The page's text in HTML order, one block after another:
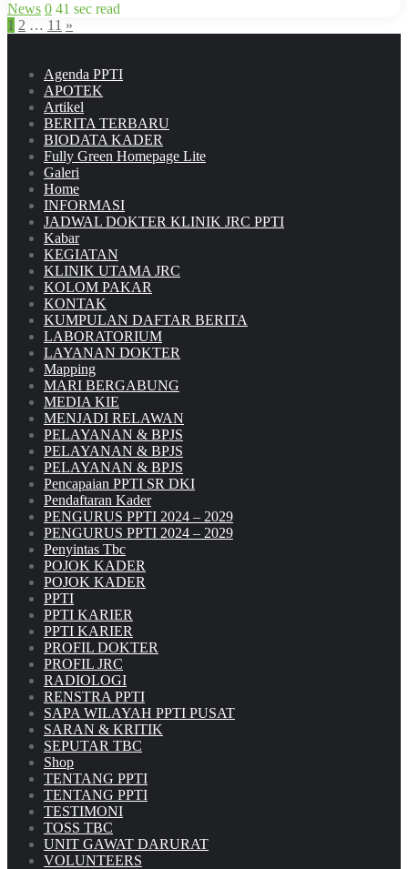
News 0 41 sec read
Posts
1 2 … 11 »
Agenda PPTI
APOTEK
Artikel
BERITA TERBARU
BIODATA KADER
Fully Green Homepage Lite
Galeri
Home
INFORMASI
JADWAL DOKTER KLINIK JRC PPTI
Kabar
KEGIATAN
KLINIK UTAMA JRC
KOLOM PAKAR
KONTAK
KUMPULAN DAFTAR BERITA
LABORATORIUM
LAYANAN DOKTER
Mapping
MARI BERGABUNG
MEDIA KIE
MENJADI RELAWAN
PELAYANAN & BPJS
PELAYANAN & BPJS
PELAYANAN & BPJS
Pencapaian PPTI SR DKI
Pendaftaran Kader
PENGURUS PPTI 2024 – 2029
PENGURUS PPTI 2024 – 2029
Penyintas Tbc
POJOK KADER
POJOK KADER
PPTI
PPTI KARIER
PPTI KARIER
PROFIL DOKTER
PROFIL JRC
RADIOLOGI
RENSTRA PPTI
SAPA WILAYAH PPTI PUSAT
SARAN & KRITIK
SEPUTAR TBC
Shop
TENTANG PPTI
TENTANG PPTI
TESTIMONI
TOSS TBC
UNIT GAWAT DARURAT
VOLUNTEERS